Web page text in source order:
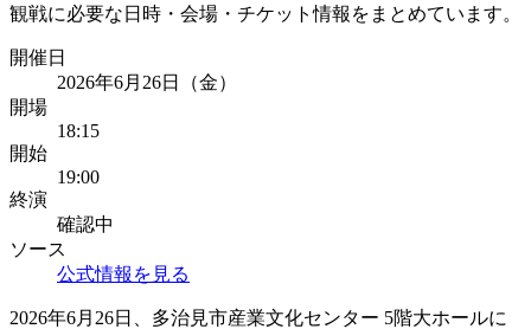
観戦に必要な日時・会場・チケット情報をまとめています。
開催日
2026年6月26日（金）
開場
18:15
開始
19:00
終演
確認中
ソース
公式情報を見る
2026年6月26日、多治見市産業文化センター 5階大ホールに